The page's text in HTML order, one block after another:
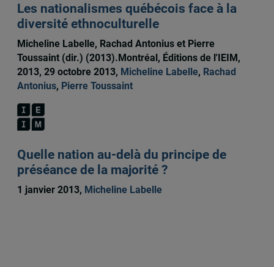
Les nationalismes québécois face à la
diversité ethnoculturelle
Micheline Labelle, Rachad Antonius et Pierre
Toussaint (dir.) (2013).Montréal, Éditions de l'IEIM,
2013, 29 octobre 2013, Micheline Labelle, Rachad
Antonius, Pierre Toussaint
Quelle nation au-delà du principe de
préséance de la majorité ?
1 janvier 2013, Micheline Labelle